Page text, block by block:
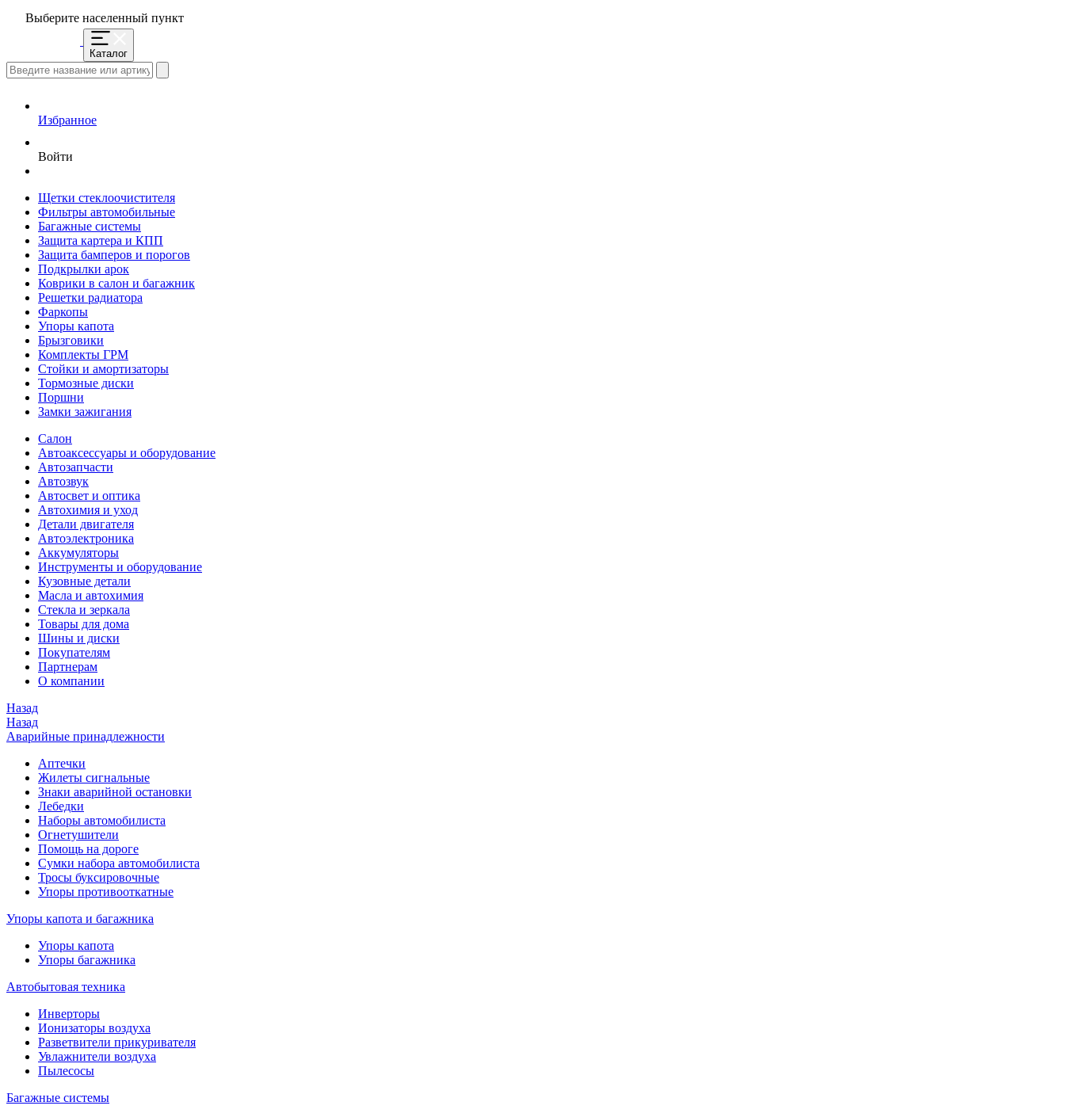
Выберите населенный пункт
Каталог
Избранное
Войти
Щетки стеклоочистителя
Фильтры автомобильные
Багажные системы
Защита картера и КПП
Защита бамперов и порогов
Подкрылки арок
Коврики в салон и багажник
Решетки радиатора
Фаркопы
Упоры капота
Брызговики
Комплекты ГРМ
Стойки и амортизаторы
Тормозные диски
Поршни
Замки зажигания
Салон
Автоаксессуары и оборудование
Автозапчасти
Автозвук
Автосвет и оптика
Автохимия и уход
Детали двигателя
Автоэлектроника
Аккумуляторы
Инструменты и оборудование
Кузовные детали
Масла и автохимия
Стекла и зеркала
Товары для дома
Шины и диски
Покупателям
Партнерам
О компании
Назад
Назад
Аварийные принадлежности
Аптечки
Жилеты сигнальные
Знаки аварийной остановки
Лебедки
Наборы автомобилиста
Огнетушители
Помощь на дороге
Сумки набора автомобилиста
Тросы буксировочные
Упоры противооткатные
Упоры капота и багажника
Упоры капота
Упоры багажника
Автобытовая техника
Инверторы
Ионизаторы воздуха
Разветвители прикуривателя
Увлажнители воздуха
Пылесосы
Багажные системы